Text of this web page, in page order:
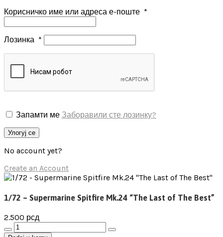
Корисничко име или адреса е-поште *
Лозинка *
Запамти ме Заборавили сте лозинку?
Улогуј се
No account yet?
Create an Account
1/72 – Supermarine Spitfire Mk.24 “The Last of The Best”
2.500 рсд